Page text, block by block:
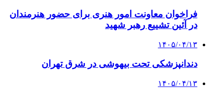
فراخوان معاونت امور هنری برای حضور هنرمندان
در آئین تشییع رهبر شهید
۱۴۰۵/۰۴/۱۳
دندانپزشکی تحت بیهوشی در شرق تهران
۱۴۰۵/۰۴/۱۳